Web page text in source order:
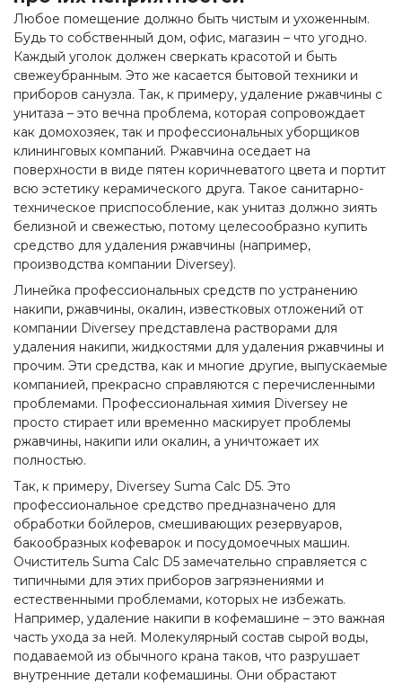
Любое помещение должно быть чистым и ухоженным.
Будь то собственный дом, офис, магазин – что угодно.
Каждый уголок должен сверкать красотой и быть
свежеубранным. Это же касается бытовой техники и
приборов санузла. Так, к примеру, удаление ржавчины с
унитаза – это вечна проблема, которая сопровождает
как домохозяек, так и профессиональных уборщиков
клининговых компаний. Ржавчина оседает на
поверхности в виде пятен коричневатого цвета и портит
всю эстетику керамического друга. Такое санитарно-
техническое приспособление, как унитаз должно зиять
белизной и свежестью, потому целесообразно купить
средство для удаления ржавчины (например,
производства компании Diversey).
Линейка профессиональных средств по устранению
накипи, ржавчины, окалин, известковых отложений от
компании Diversey представлена растворами для
удаления накипи, жидкостями для удаления ржавчины и
прочим. Эти средства, как и многие другие, выпускаемые
компанией, прекрасно справляются с перечисленными
проблемами. Профессиональная химия Diversey не
просто стирает или временно маскирует проблемы
ржавчины, накипи или окалин, а уничтожает их
полностью.
Так, к примеру, Diversey Suma Calc D5. Это
профессиональное средство предназначено для
обработки бойлеров, смешивающих резервуаров,
бакообразных кофеварок и посудомоечных машин.
Очиститель Suma Calc D5 замечательно справляется с
типичными для этих приборов загрязнениями и
естественными проблемами, которых не избежать.
Например, удаление накипи в кофемашине – это важная
часть ухода за ней. Молекулярный состав сырой воды,
подаваемой из обычного крана таков, что разрушает
внутренние детали кофемашины. Они обрастают